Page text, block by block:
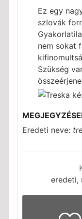
Ez egy
szlovák
nem sokat
Szükség
Eredeti neve:
eredeti,